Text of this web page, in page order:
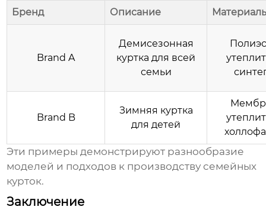
Бренд Описание
Brand A
Демисезонная
куртка для всей
семьи
Brand B
Зимняя куртка
для детей
Эти примеры демонстрируют разнообразие
моделей и подходов к производству семейных
курток.
Заключение